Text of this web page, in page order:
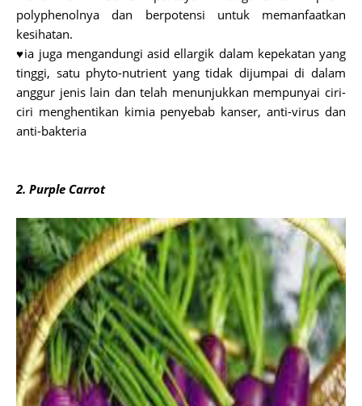
polyphenolnya dan berpotensi untuk memanfaatkan
kesihatan.
♥ia juga mengandungi asid ellargik dalam kepekatan yang
tinggi, satu phyto-nutrient yang tidak dijumpai di dalam
anggur jenis lain dan telah menunjukkan mempunyai ciri-
ciri menghentikan kimia penyebab kanser, anti-virus dan
anti-bakteria
2. Purple Carrot